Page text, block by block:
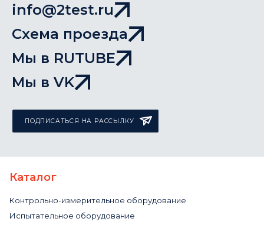
info@2test.ru
Схема проезда
Мы в RUTUBE
Мы в VK
ПОДПИСАТЬСЯ НА РАССЫЛКУ
Каталог
Контрольно-измерительное оборудование
Испытательное оборудование